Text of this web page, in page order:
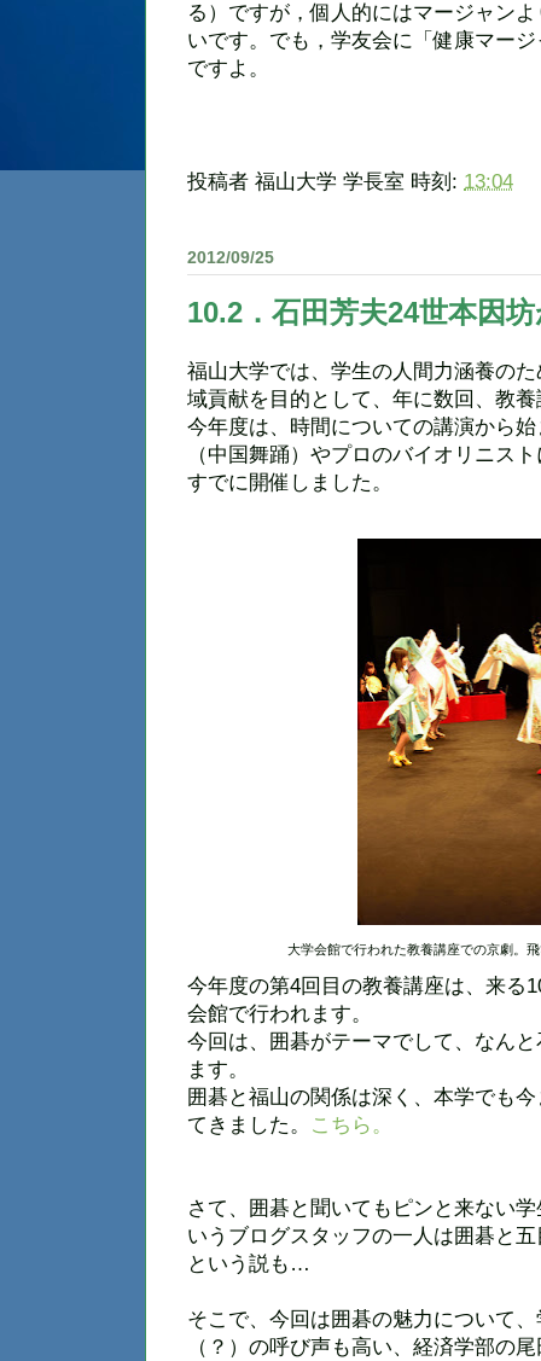
る）ですが，個人的にはマージャン
いです。でも，学友会に「健康マー
ですよ。
投稿者 福山大学 学長室 時刻: 13:04
2012/09/25
10.2．石田芳夫24世本因
福山大学では、学生の人間力涵養の
域貢献を目的として、年に数回、教
今年度は、時間についての講演から
（中国舞踊）やプロのバイオリニス
すでに開催しました。
大学会館で行われた教養講座での京劇
今年度の第4回目の教養講座は、来る
会館で行われます。
今回は、囲碁がテーマでして、なん
ます。
囲碁と福山の関係は深く、本学でも
てきました。
こちら。
さて、囲碁と聞いてもピンと来ない
いうブログスタッフの一人は囲碁と
という説も…
そこで、今回は囲碁の魅力について
（？）の呼び声も高い、経済学部の